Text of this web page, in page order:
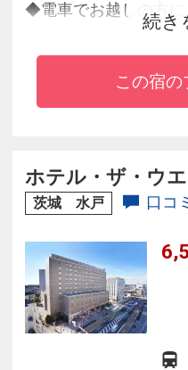
◆電車でお越しの方に
戸駅南口徒歩５分と
◆お車の方は、北関
空間！
続き
この宿の
ホテル・ザ・ウ
茨城 水戸 口コ